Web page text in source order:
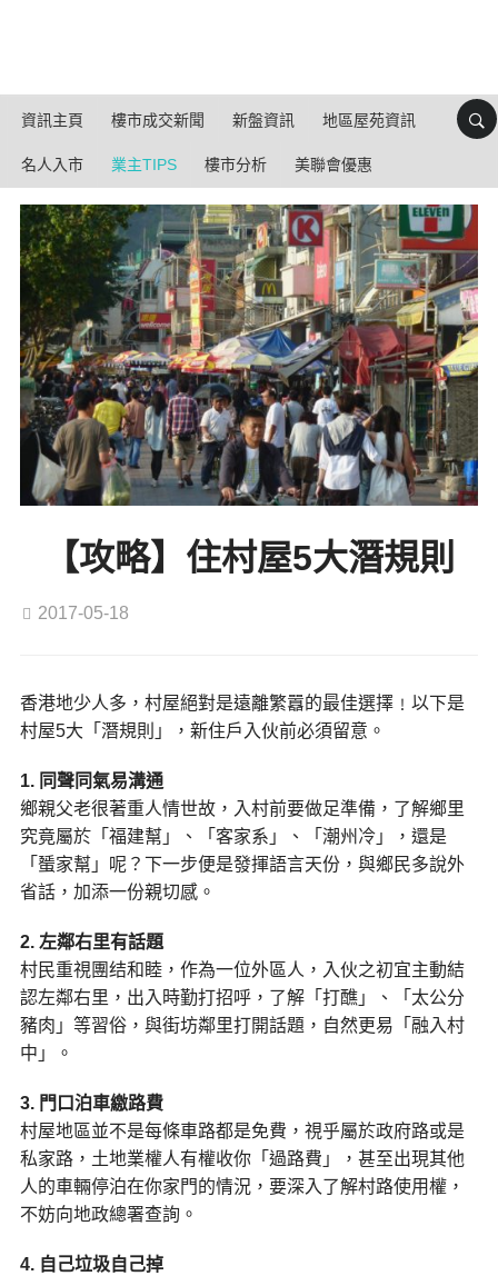
資訊主頁 樓市成交新聞 新盤資訊 地區屋苑資訊
名人入市 業主TIPS 樓市分析 美聯會優惠
【攻略】住村屋5大潛規則
2017-05-18
香港地少人多，村屋絕對是遠離繁囂的最佳選擇﹗以下是
村屋5大「潛規則」，新住戶入伙前必須留意。
1. 同聲同氣易溝通
鄉親父老很著重人情世故，入村前要做足準備，了解鄉里
究竟屬於「福建幫」、「客家系」、「潮州冷」，還是
「蜑家幫」呢？下一步便是發揮語言天份，與鄉民多說外
省話，加添一份親切感。
2. 左鄰右里有話題
村民重視團结和睦，作為一位外區人，入伙之初宜主動結
認左鄰右里，出入時勤打招呼，了解「打醮」、「太公分
豬肉」等習俗，與街坊鄰里打開話題，自然更易「融入村
中」。
3. 門口泊車繳路費
村屋地區並不是每條車路都是免費，視乎屬於政府路或是
私家路，土地業權人有權收你「過路費」，甚至出現其他
人的車輛停泊在你家門的情況，要深入了解村路使用權，
不妨向地政總署查詢。
4. 自己垃圾自己掉